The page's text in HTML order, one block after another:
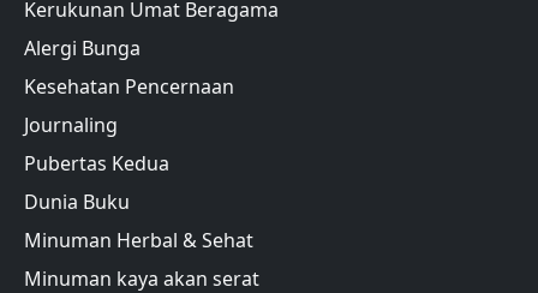
Kerukunan Umat Beragama
Alergi Bunga
Kesehatan Pencernaan
Journaling
Pubertas Kedua
Dunia Buku
Minuman Herbal & Sehat
Minuman kaya akan serat